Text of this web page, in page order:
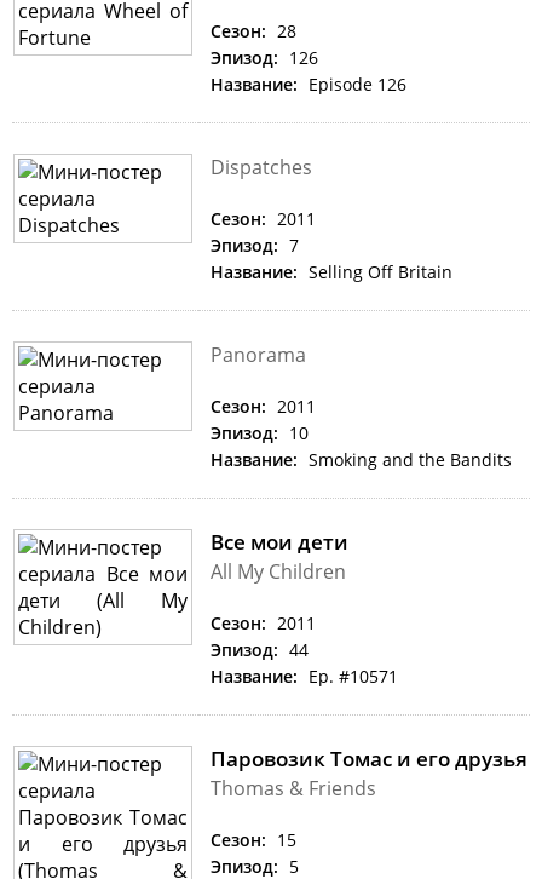
Сезон: 28
Эпизод: 126
Название: Episode 126
Dispatches
Сезон: 2011
Эпизод: 7
Название: Selling Off Britain
Panorama
Сезон: 2011
Эпизод: 10
Название: Smoking and the Bandits
Все мои дети
All My Children
Сезон: 2011
Эпизод: 44
Название: Ep. #10571
Паровозик Томас и его друзья
Thomas & Friends
Сезон: 15
Эпизод: 5